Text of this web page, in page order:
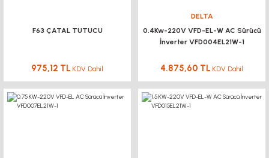
F63 ÇATAL TUTUCU
975,12 TL KDV Dahil
DELTA
0.4Kw-220V VFD-EL-W AC Sürücü
İnverter VFD004EL21W-1
4.875,60 TL KDV Dahil